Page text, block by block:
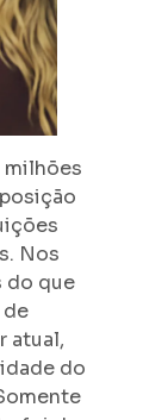
milhões
Nos
do que
de
atual,
do